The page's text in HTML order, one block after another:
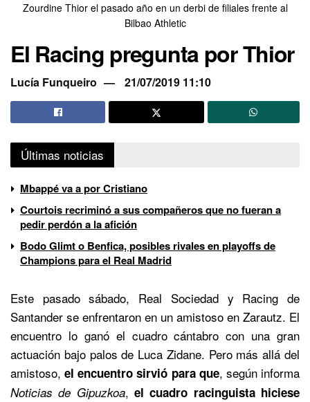
Zourdine Thior el pasado año en un derbi de filiales frente al
Bilbao Athletic
El Racing pregunta por Thior
Lucía Funqueiro 21/07/2019 11:10
Últimas noticias
Mbappé va a por Cristiano
Courtois recriminó a sus compañeros que no fueran a
pedir perdón a la afición
Bodo Glimt o Benfica, posibles rivales en playoffs de
Champions para el Real Madrid
Este pasado sábado, Real Sociedad y Racing de
Santander se enfrentaron en un amistoso en Zarautz. El
encuentro lo ganó el cuadro cántabro con una gran
actuación bajo palos de Luca Zidane. Pero más allá del
amistoso, el encuentro sirvió para que, según informa
Noticias de Gipuzkoa,el cuadro racinguista hiciese